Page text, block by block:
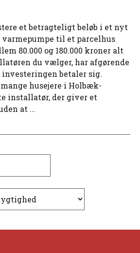
et betragteligt beløb i et nyt
varmepumpe til et parcelhus
80.000 og 180.000 kroner alt
du vælger, har afgørende
betaler sig.
husejere i Holbæk-
installatør, der giver et
at ...